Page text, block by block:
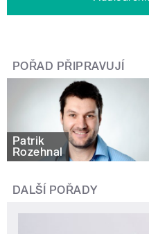
POŘAD PŘIPRAVUJÍ
Patrik
Rozehnal
DALŠÍ POŘADY